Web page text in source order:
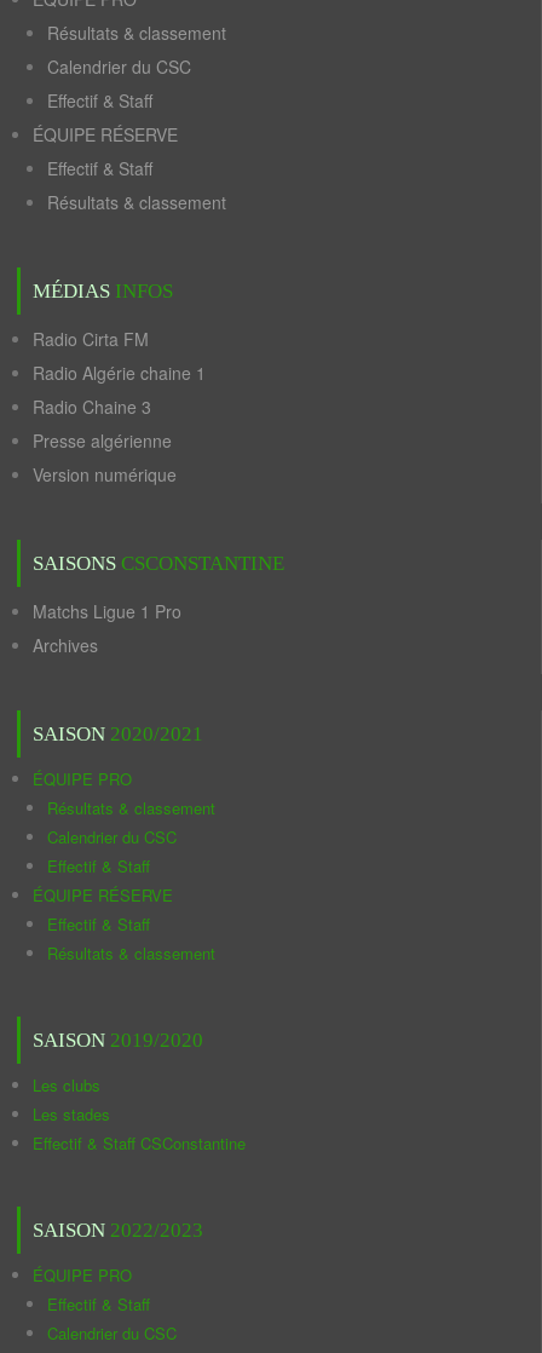
Résultats & classement
Calendrier du CSC
Effectif & Staff
ÉQUIPE RÉSERVE
Effectif & Staff
Résultats & classement
MÉDIAS INFOS
Radio Cirta FM
Radio Algérie chaine 1
Radio Chaine 3
Presse algérienne
Version numérique
SAISONS CSCONSTANTINE
Matchs Ligue 1 Pro
Archives
SAISON 2020/2021
ÉQUIPE PRO
Résultats & classement
Calendrier du CSC
Effectif & Staff
ÉQUIPE RÉSERVE
Effectif & Staff
Résultats & classement
SAISON 2019/2020
Les clubs
Les stades
Effectif & Staff CSConstantine
SAISON 2022/2023
ÉQUIPE PRO
Effectif & Staff
Calendrier du CSC